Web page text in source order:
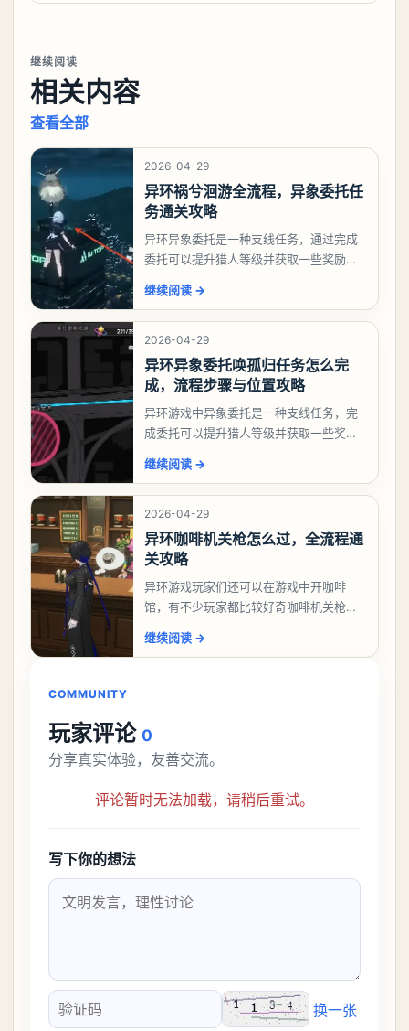
继续阅读
相关内容
查看全部
2026-04-29
异环祸兮洄游全流程，异象委托任
务通关攻略
异环异象委托是一种支线任务，通过完成
委托可以提升猎人等级并获取一些奖励，
么做，下面就来告诉大家。异环异象委托
祸兮洄游任务攻略
继续阅读 →
2026-04-29
异环异象委托唤孤归任务怎么完
成，流程步骤与位置攻略
异环游戏中异象委托是一种支线任务，完
成委托可以提升猎人等级并获取一些奖
么做，今天游戏熊就来告诉大家。异环异
象委托唤孤归任务攻
继续阅读 →
2026-04-29
异环咖啡机关枪怎么过，全流程通
关攻略
异环游戏玩家们还可以在游戏中开咖啡
馆，有不少玩家都比较好奇咖啡机关枪应
机关枪攻略。异环咖啡机关枪怎么过一、
继续阅读 →
COMMUNITY
玩家评论 0
分享真实体验，友善交流。
评论暂时无法加载，请稍后重试。
写下你的想法
验证码
换一张